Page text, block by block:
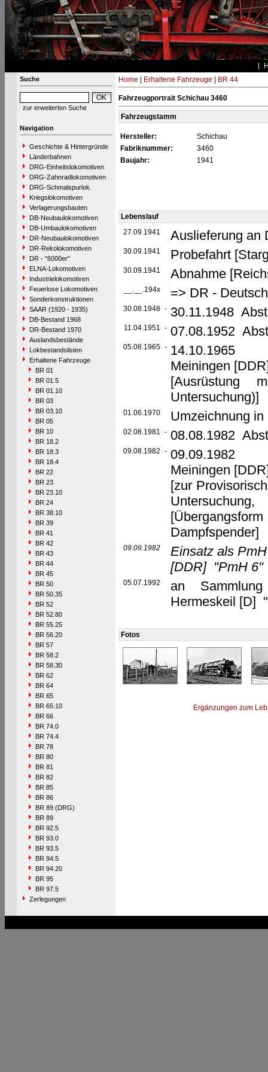
Suche
zur erweiterten Suche
Navigation
Geschichte & Hintergründe
Länderbahnen
DRG-Einheitslokomotiven
DRG-Zahnradlokomotiven
DRG-Schmalspurlok.
Kriegslokomotiven
Verlagerungsbauten
DB-Neubaulokomotiven
DB-Umbaulokomotiven
DR-Neubaulokomotiven
DR-Rekolokomotiven
DR - "6000er"
ELNA-Lokomotiven
Industrielokomotiven
Feuerlose Lokomotiven
Sonderkonstruktionen
SAAR (1920 - 1935)
DB-Bestand 1968
DR-Bestand 1970
Auslandsbestände
Lokbestandslisten
Erhaltene Fahrzeuge
BR 01
BR 01.5
BR 01.10
BR 03
BR 03.10
BR 05
BR 10
BR 18.2
BR 18.3
BR 18.4
BR 22
BR 23
BR 23.10
BR 24
BR 38.10
BR 39
BR 41
BR 42
BR 43
BR 44
BR 45
BR 50
BR 50.35
BR 52
BR 52.80
BR 55.25
BR 56.20
BR 57
BR 58.2
BR 58.30
BR 62
BR 64
BR 65
BR 65.10
BR 66
BR 74.0
BR 74.4
BR 78
BR 80
BR 81
BR 82
BR 85
BR 86
BR 89 (DRG)
BR 89
BR 92.5
BR 93.0
BR 93.5
BR 94.5
BR 94.20
BR 95
BR 97.5
Zerlegungen
Home Erhaltene Fahrzeuge BR 44
Fahrzeugportrait Schichau 3460
Fahrzeugstamm
Hersteller:
Schichau
Fabriknummer:
3460
Baujahr:
1941
Lebenslauf
27.09.1941
Auslieferung an
30.09.1941 Probefahrt
30.09.1941 Abnahme
__.__.194x => DR -
30.08.1948 - 30.11.1948
11.04.1951 - 07.08.1952
05.08.1965 - 14.10.1965
Meiningen
[Ausrüstung
Untersuchung)]
01.06.1970 Umzeichnung
02.08.1981 - 08.08.1982
09.08.1982 - 09.09.1982
Meiningen
[zur
Dampfspender]
09.09.1982
Einsatz als
[DDR] "PmH 6"
05.07.1992
an
Hermeskeil [D]
Fotos
Ergänzungen zum